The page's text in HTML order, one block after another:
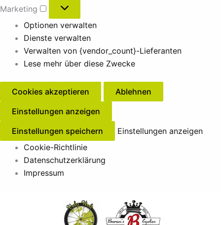
Marketing
Optionen verwalten
Dienste verwalten
Verwalten von {vendor_count}-Lieferanten
Lese mehr über diese Zwecke
Cookies akzeptieren
Ablehnen
Einstellungen anzeigen
Einstellungen speichern
Einstellungen anzeigen
Cookie-Richtlinie
Datenschutzerklärung
Impressum